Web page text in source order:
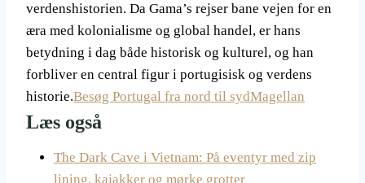
verdenshistorien. Da Gama’s rejser bane vejen for en
æra med kolonialisme og global handel, er hans
betydning i dag både historisk og kulturel, og han
forbliver en central figur i portugisisk og verdens
historie.Besøg Portugal fra nord til sydMagellan
Læs også
The Dark Cave i Vietnam: På eventyr med zip
lining, kajakker og mørke grotter